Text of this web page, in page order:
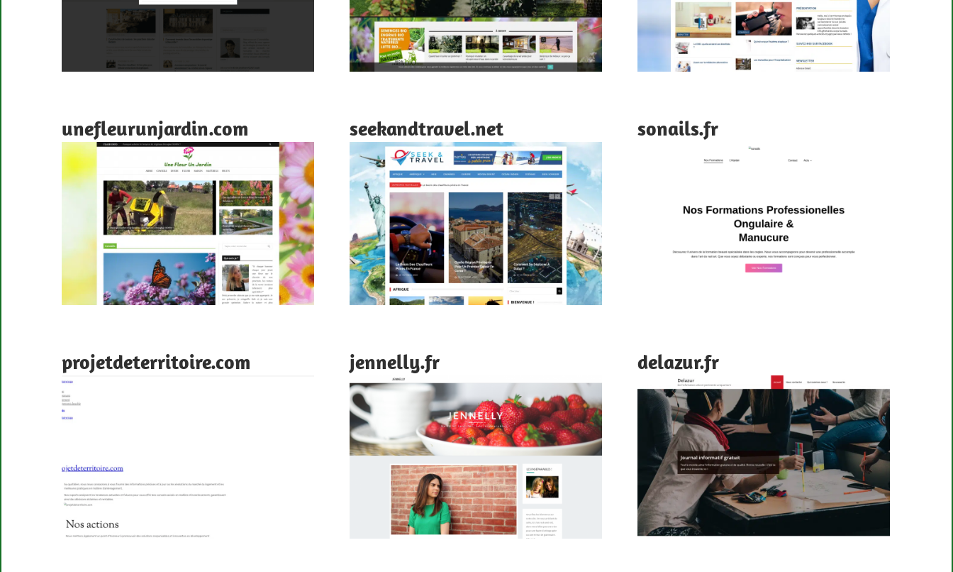
unefleurunjardin.com seekandtravel.net sonails.fr
projetdeterritoire.com jennelly.fr delazur.fr